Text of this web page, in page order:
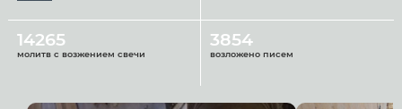
14265
молитв с возжением свечи
3854
возложено писем